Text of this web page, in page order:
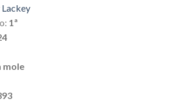
Lackey
1ª
mole